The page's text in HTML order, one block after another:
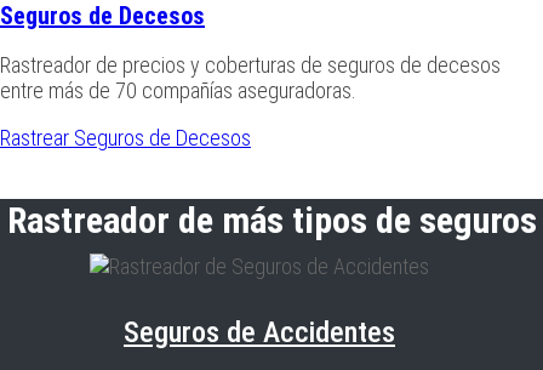
Seguros de Decesos
Rastreador de precios y coberturas de seguros de decesos
entre más de 70 compañías aseguradoras.
Rastrear Seguros de Decesos
Rastreador de más tipos de seguros
Seguros de Accidentes